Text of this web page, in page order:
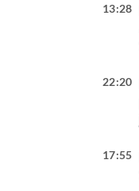
13:28
22:20
17:55